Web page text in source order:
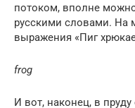
потоком, вполне можно
русскими словами. На
выражения «Пиг
frog
И вот, наконец, в